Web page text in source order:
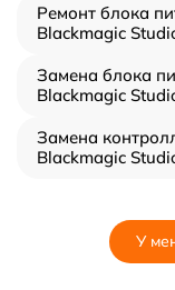
Ремонт блока
Blackmagic
Замена блока
Blackmagic
Замена
Blackmagic
У